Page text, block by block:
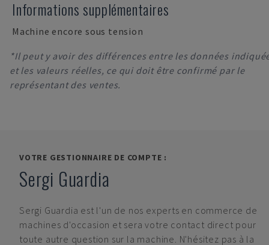
Informations supplémentaires
Machine encore sous tension
*Il peut y avoir des différences entre les données
et les valeurs réelles, ce qui doit être confirmé par le
représentant des ventes.
VOTRE GESTIONNAIRE DE COMPTE :
Sergi Guardia
Sergi Guardia est l'un de nos experts en commerce de
machines d'occasion et sera votre contact direct pour
toute autre question sur la machine. N'hésitez pas à la